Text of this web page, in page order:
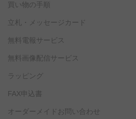
買い物の手順
立札・メッセージカード
無料電報サービス
無料画像配信サービス
ラッピング
FAX申込書
オーダーメイドお問い合わせ